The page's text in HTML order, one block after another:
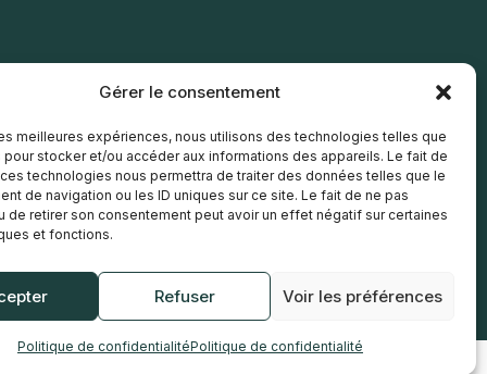
Gérer le consentement
meilleures expériences, nous utilisons des technologies telles que
stocker et/ou accéder aux informations des appareils. Le fait de
technologies nous permettra de traiter des données telles que le
de navigation ou les ID uniques sur ce site. Le fait de ne pas
de retirer son consentement peut avoir un effet négatif sur certaines
et fonctions.
Refuser Voir les préférences
Politique de confidentialitéPolitique de confidentialité